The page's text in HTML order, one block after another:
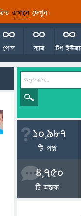
এখানেদেখুন।
টপ
ব্যাজ
পোল
10,987
টি প্রশ্ন
4,750
টি মন্তব্য